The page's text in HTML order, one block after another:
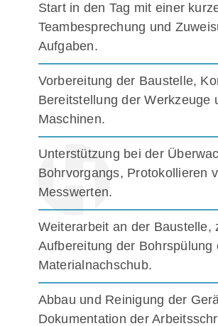
Start in den Tag mit einer
Teambesprechung und
Aufgaben.
Vorbereitung der Baustelle,
Bereitstellung der Werkzeuge
Maschinen.
Unterstützung bei der
Bohrvorgangs, Protokollieren
Messwerten.
Weiterarbeit an der Baustelle,
Aufbereitung der Bohrspülung
Materialnachschub.
Abbau und Reinigung der
Dokumentation der